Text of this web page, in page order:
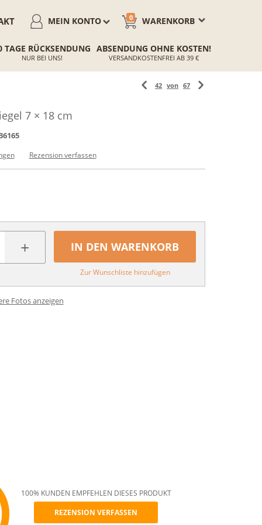
WARENKORB
0
MEIN KONTO
TAGE RÜCKSENDUNG
NUR BEI UNS!
ABSENDUNG OHNE KOSTEN!
VERSANDKOSTENFREI AB 39 €
42 von 67
7 × 18 cm
Rezension verfassen
+ IN DEN WARENKORB
Zur Wunschliste hinzufügen
Fotos anzeigen
100% KUNDEN EMPFEHLEN DIESES PRODUKT
REZENSION VERFASSEN